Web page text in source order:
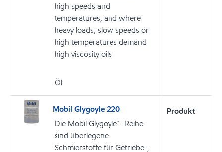
high speeds and
temperatures, and where
heavy loads, slow speeds or
high temperatures demand
high viscosity oils
Öl
Mobil Glygoyle 220
Die Mobil Glygoyle™ -Reihe
sind überlegene
Schmierstoffe für Getriebe-,
Produkt